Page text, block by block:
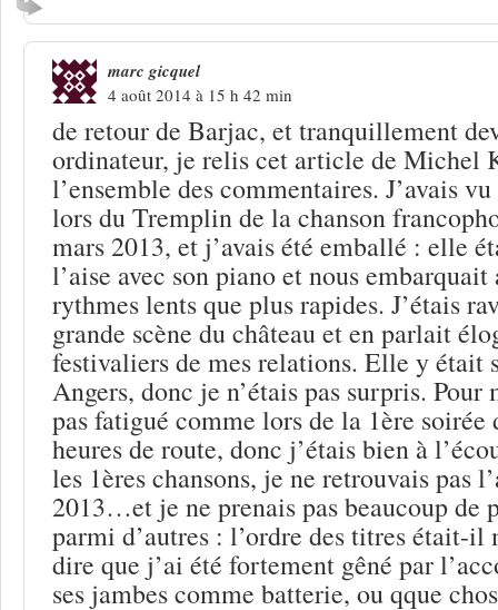
marc gicquel
4 août 2014 à 15 h 42 min
de retour de Barjac, et tranquillement
ordinateur, je relis cet article de Michel
l’ensemble des commentaires. J’avais
lors du Tremplin de la chanson
mars 2013, et j’avais été emballé : elle
l’aise avec son piano et nous embarquait
rythmes lents que plus rapides. J’étais
grande scène du château et en parlait
festivaliers de mes relations. Elle y était
Angers, donc je n’étais pas surpris. Pour
pas fatigué comme lors de la 1ère soirée
heures de route, donc j’étais bien à
les 1ères chansons, je ne retrouvais pas
2013…et je ne prenais pas beaucoup de
parmi d’autres : l’ordre des titres était-il
dire que j’ai été fortement gêné par
ses jambes comme batterie, ou qque